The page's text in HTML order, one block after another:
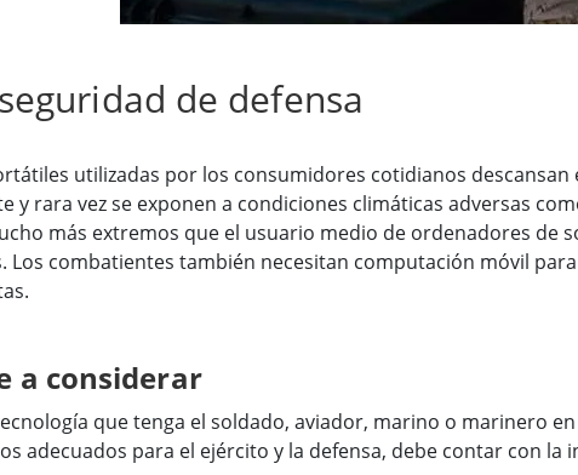
More
de defensa
utilizadas por los consumidores cotidianos
y rara vez se exponen a condiciones climáticas adversas
más extremos que el usuario medio de ordenadores de
Los combatientes también necesitan computación móvil
a considerar
que tenga el soldado, aviador, marino o marinero
adecuados para el ejército y la defensa, debe contar con